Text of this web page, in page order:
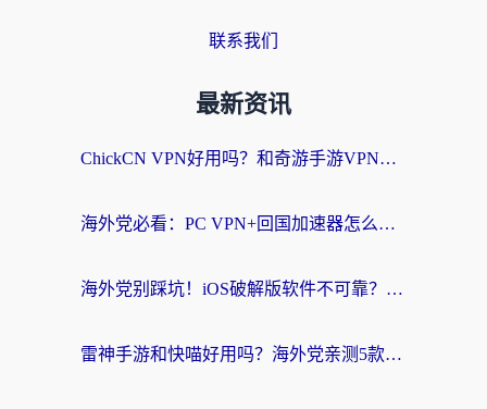
联系我们
最新资讯
ChickCN VPN好用吗？和奇游手游VPN对比哪个回国效果更好？海外党亲测实用指南
海外党必看：PC VPN+回国加速器怎么选？无缝访问国内资源全攻略
海外党别踩坑！iOS破解版软件不可靠？教你选对回国加速器无缝看国内资源
雷神手游和快喵好用吗？海外党亲测5款回国加速器，附斧牛Bling对比+微信视频号解决办法